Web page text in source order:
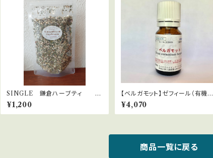
SINGLE 鎌倉ハーブティ エ
キナセア 40ｇ
¥1,200
【ベルガモット】ゼフィール（有機栽
培）citrus aurantum bergamia
¥4,070
商品一覧に戻る